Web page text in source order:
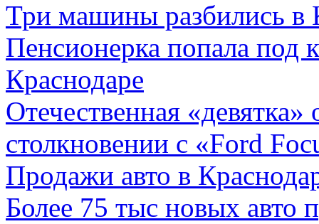
Три машины разбились в
Пенсионерка попала под
Краснодаре
Отечественная
столкновении с «Ford
Продажи авто в
Более 75 тыс новых авто